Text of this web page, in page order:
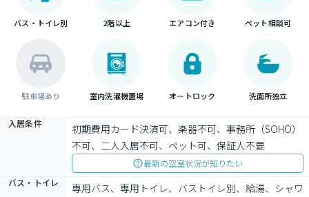
バス・トイレ別 2階以上 エアコン付き ペット相談可
駐車場あり 室内洗濯機置場 オートロック 洗面所独立
入居条件
初期費用カード決済可、楽器不可、事務所（SOHO）
不可、二人入居不可、ペット可、保証人不要
最新の空室状況が知りたい
バス・トイレ
専用バス、専用トイレ、バストイレ別、給湯、シャワ